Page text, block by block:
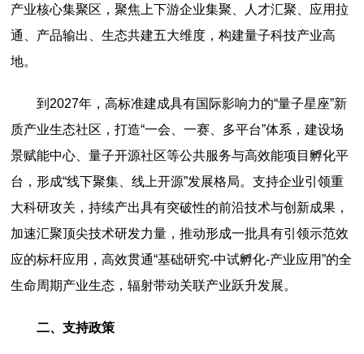
产业核心集聚区，聚焦上下游企业集聚、人才汇聚、应用拉
通、产品输出、生态共建五大维度，构建量子科技产业高
地。
到2027年，高标准建成具有国际影响力的“量子星座”新
质产业生态社区，打造“一会、一赛、多平台”体系，建设场
景赋能中心、量子开源社区等公共服务与高效能项目孵化平
台，形成“线下聚集、线上开源”发展格局。支持企业引领重
大科研攻关，持续产出具有突破性的前沿技术与创新成果，
加速汇聚顶尖技术研发力量，推动形成一批具有引领示范效
应的标杆应用，高效贯通“基础研究-中试孵化-产业应用”的全
生命周期产业生态，辐射带动关联产业跃升发展。
二、支持政策